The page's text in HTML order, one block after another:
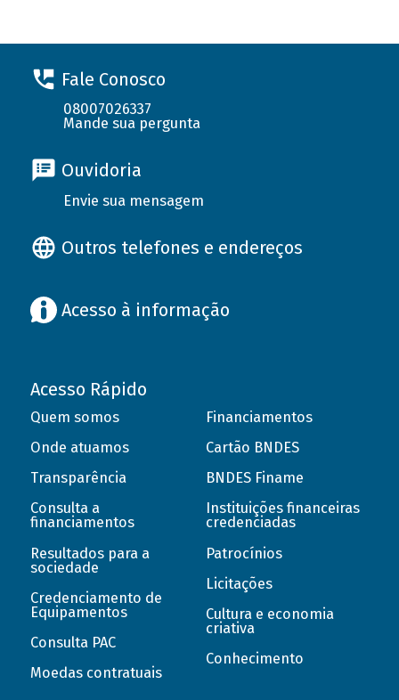
Fale Conosco
08007026337
Mande sua pergunta
Ouvidoria
Envie sua mensagem
Outros telefones e endereços
Acesso à informação
Acesso Rápido
Quem somos
Onde atuamos
Transparência
Consulta a
financiamentos
Resultados para a
sociedade
Credenciamento de
Equipamentos
Consulta PAC
Moedas contratuais
Financiamentos
Cartão BNDES
BNDES Finame
Instituições financeiras
credenciadas
Patrocínios
Licitações
Cultura e economia
criativa
Conhecimento